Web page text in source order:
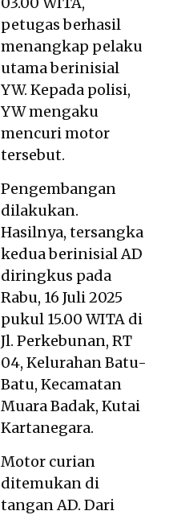
petugas berhasil
menangkap pelaku
utama berinisial
YW. Kepada polisi,
YW mengaku
mencuri motor
tersebut.
Pengembangan
dilakukan.
Hasilnya, tersangka
kedua berinisial AD
diringkus pada
Rabu, 16 Juli 2025
pukul 15.00 WITA di
Jl. Perkebunan, RT
04, Kelurahan Batu-
Batu, Kecamatan
Muara Badak, Kutai
Kartanegara.
Motor curian
ditemukan di
tangan AD. Dari